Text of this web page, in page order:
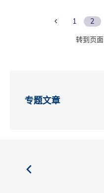
Previous Page
1 2
转到页面
专题文章